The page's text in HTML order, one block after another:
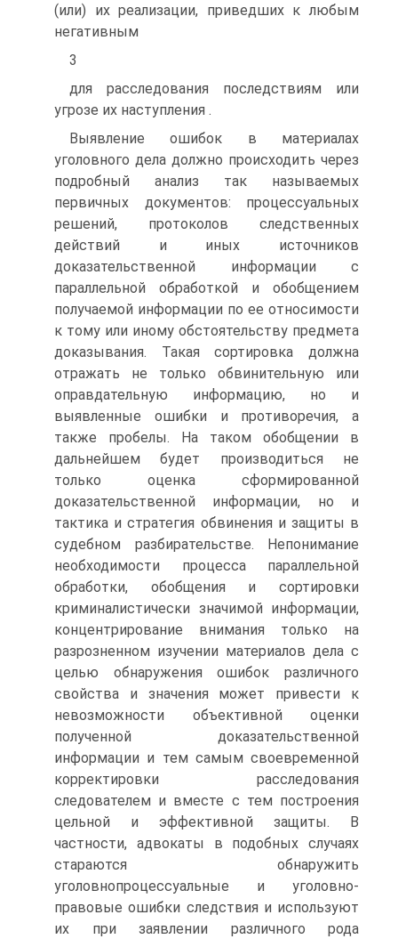
(или) их реализации, приведших к любым
негативным
3
для расследования последствиям или
угрозе их наступления .
Выявление ошибок в материалах
уголовного дела должно происходить через
подробный анализ так называемых
первичных документов: процессуальных
решений, протоколов следственных
действий и иных источников
доказательственной информации с
параллельной обработкой и обобщением
получаемой информации по ее относимости
к тому или иному обстоятельству предмета
доказывания. Такая сортировка должна
отражать не только обвинительную или
оправдательную информацию, но и
выявленные ошибки и противоречия, а
также пробелы. На таком обобщении в
дальнейшем будет производиться не
только оценка сформированной
доказательственной информации, но и
тактика и стратегия обвинения и защиты в
судебном разбирательстве. Непонимание
необходимости процесса параллельной
обработки, обобщения и сортировки
криминалистически значимой информации,
концентрирование внимания только на
разрозненном изучении материалов дела с
целью обнаружения ошибок различного
свойства и значения может привести к
невозможности объективной оценки
полученной доказательственной
информации и тем самым своевременной
корректировки расследования
следователем и вместе с тем построения
цельной и эффективной защиты. В
частности, адвокаты в подобных случаях
стараются обнаружить
уголовнопроцессуальные и уголовно-
правовые ошибки следствия и используют
их при заявлении различного рода